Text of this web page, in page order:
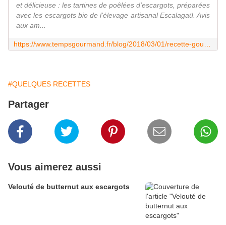
et délicieuse : les tartines de poêlées d'escargots, préparées
avec les escargots bio de l'élevage artisanal Escalagaü. Avis
aux am...
#QUELQUES RECETTES
Partager
Vous aimerez aussi
Velouté de butternut aux escargots